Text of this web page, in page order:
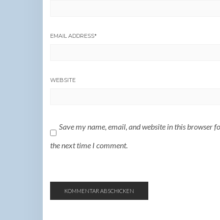
EMAIL ADDRESS*
WEBSITE
Save my name, email, and website in this browser
the next time I comment.